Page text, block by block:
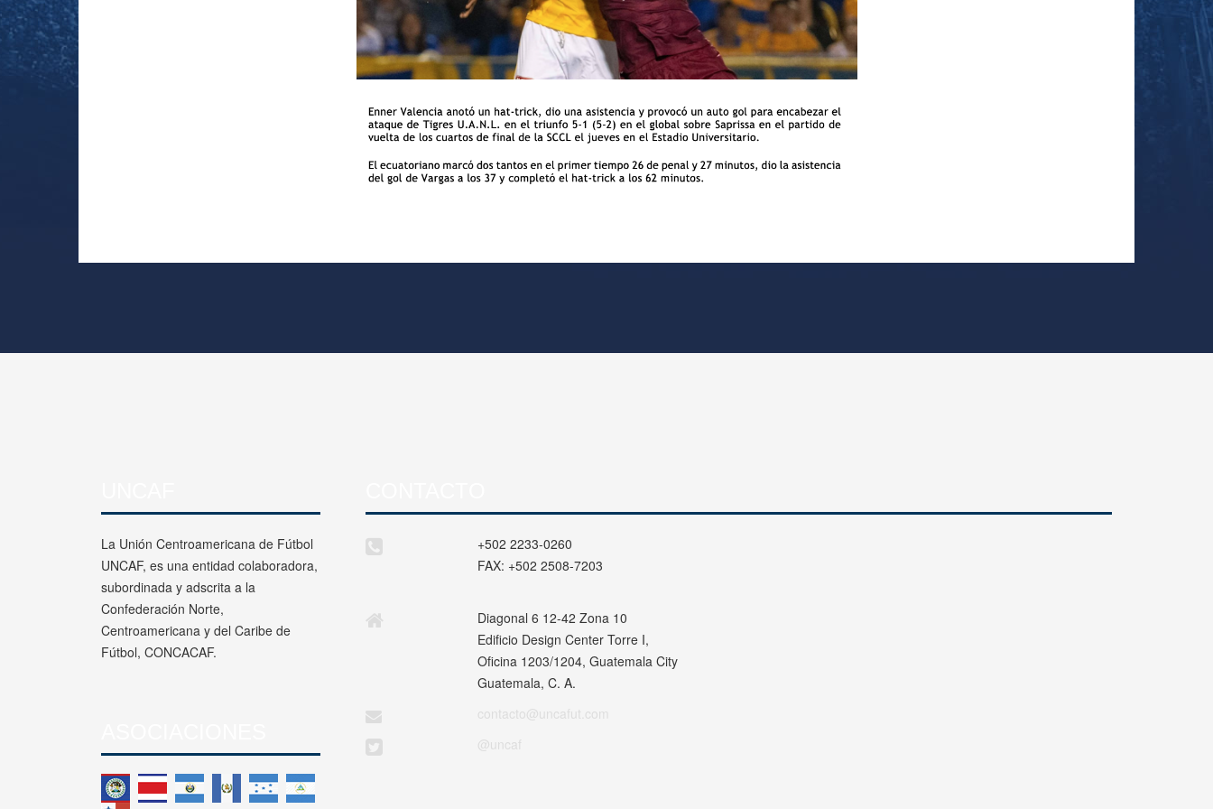
La Unión Centroamericana de Fútbol
UNCAF, es una entidad colaboradora,
subordinada y adscrita a la
Confederación Norte,
Centroamericana y del Caribe de
Fútbol, CONCACAF.
+502 2233-0260
FAX: +502 2508-7203
Diagonal 6 12-42 Zona 10
Edificio Design Center Torre I,
Oficina 1203/1204, Guatemala City
Guatemala, C. A.
contacto@uncafut.com
@uncaf